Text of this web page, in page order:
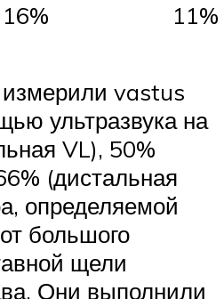
16% 11%
vastus
ультразвука на
VL), 50%
(дистальная
определяемой
большого
щели
Они выполнили